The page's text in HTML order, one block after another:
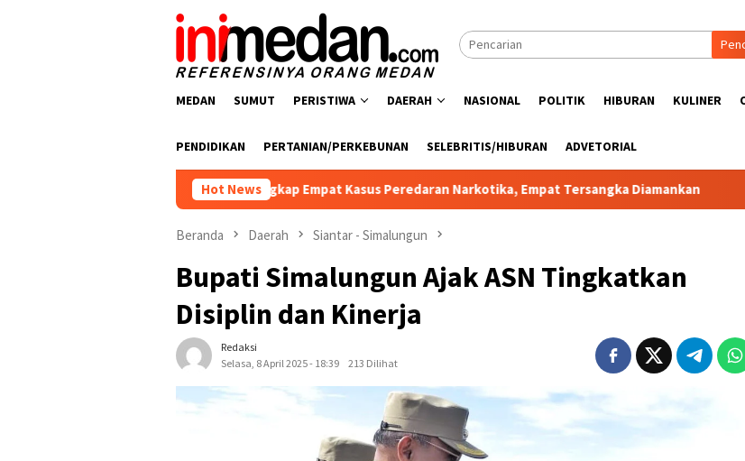
MEDAN SUMUT PERISTIWA DAERAH NASIONAL POLITIK HIBURAN KULINER
PENDIDIKAN PERTANIAN/PERKEBUNAN SELEBRITIS/HIBURAN ADVETORIAL
Hot News
Polres Batu Bara Ungkap Empat Kasus Peredaran Narkotika, Empat Tersangka Diamankan Satgas PRR
Beranda Daerah Siantar - Simalungun
Bupati Simalungun Ajak ASN Tingkatkan
Disiplin dan Kinerja
Redaksi
Selasa, 8 April 2025 - 18:39
213 Dilihat